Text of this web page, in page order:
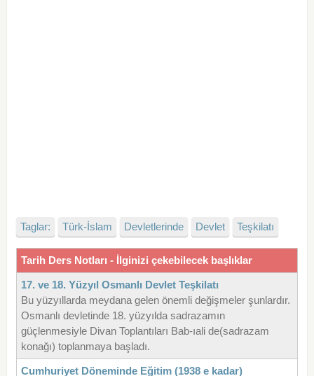
Taglar: Türk-İslam Devletlerinde Devlet Teşkilatı
Tarih Ders Notları - İlginizi çekebilecek başlıklar
17. ve 18. Yüzyıl Osmanlı Devlet Teşkilatı
Bu yüzyıllarda meydana gelen önemli değişmeler şunlardır.
Osmanlı devletinde 18. yüzyılda sadrazamın
güçlenmesiyle Divan Toplantıları Bab-ıali de(sadrazam
konağı) toplanmaya başladı.
Cumhuriyet Döneminde Eğitim (1938 e kadar)